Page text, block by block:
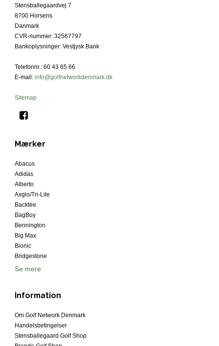
Stensballegaardvej 7
8700 Horsens
Danmark
CVR-nummer: 32567797
Bankoplysninger: Vestjysk Bank
Telefonnr.: 60 43 65 66
E-mail : info@golfnetworkdenmark.dk
Sitemap
Mærker
Abacus
Adidas
Alberto
Axglo/Tri-Lite
Backtee
BagBoy
Bennington
Big Max
Bionic
Bridgestone
Se mere
Information
Om Golf Network Denmark
Handelsbetingelser
Stensballegaard Golf Shop